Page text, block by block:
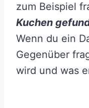
zum Beispiel
Kuchen
Wenn du ein
Gegenüber
wird und was